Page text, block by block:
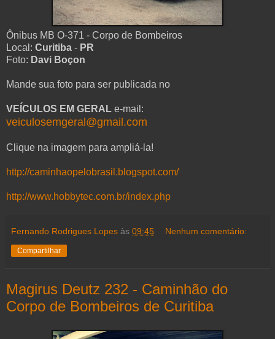
Ônibus MB O-371 - Corpo de Bombeiros
Local: Curitiba - PR
Foto: Davi Boçon
Mande sua foto para ser publicada no
VEÍCULOS EM GERAL e-mail:
veiculosemgeral@gmail.com
Clique na imagem para ampliá-la!
http://caminhaopelobrasil.blogspot.com/
http://www.hobbytec.com.br/index.php
Fernando Rodrigues Lopes às 09:45 Nenhum comentário:
Compartilhar
Magirus Deutz 232 - Caminhão do
Corpo de Bombeiros de Curitiba